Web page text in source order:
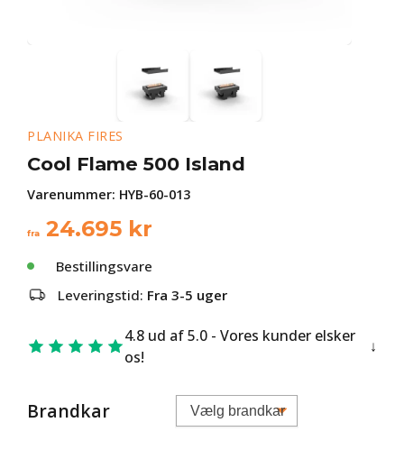
PLANIKA FIRES
Cool Flame 500 Island
Varenummer: HYB-60-013
fra 24.695 kr
Bestillingsvare
Leveringstid: Fra 3-5 uger
4.8 ud af 5.0 - Vores kunder elsker
os!
Brandkar